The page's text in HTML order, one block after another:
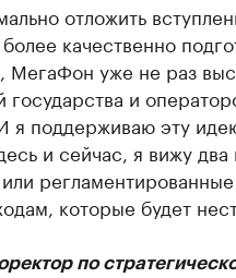
отложить
качественно
МегаФон уже не раз
государства и
я поддерживаю эту
и сейчас, я вижу
которые будет
по